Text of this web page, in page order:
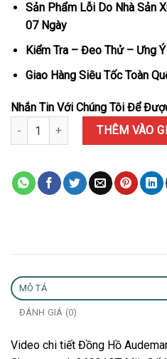
Sản Phẩm Lỗi Do Nhà Sản
07 Ngày
Kiểm Tra – Đeo Thử – Ưng
Giao Hàng Siêu Tốc Toàn
Nhắn Tin Với Chúng Tôi Để
Đồng Hồ Audemars Piguet
THÊM VÀO
MÔ TẢ
ĐÁNH GIÁ (0)
Video chi tiết Đồng Hồ